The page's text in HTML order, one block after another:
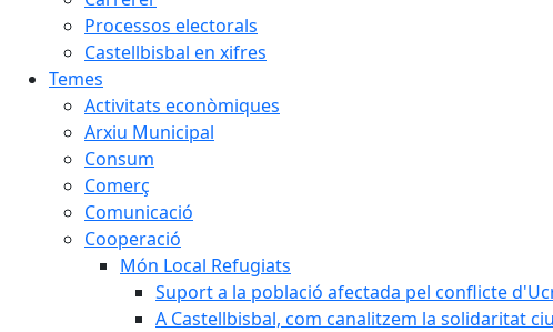
Processos electorals
Castellbisbal en xifres
Temes
Activitats econòmiques
Arxiu Municipal
Consum
Comerç
Comunicació
Cooperació
Món Local Refugiats
Suport a la població afectada pel conflicte
A Castellbisbal, com canalitzem la solidaritat